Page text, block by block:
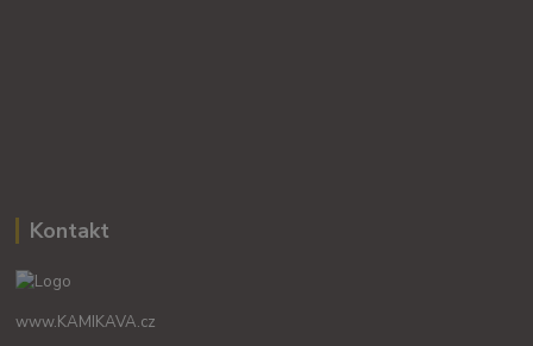
Kontakt
www.KAMIKAVA.cz